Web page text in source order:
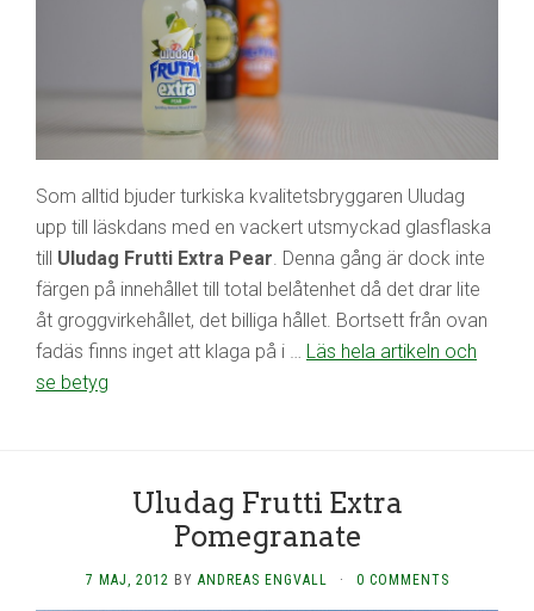
Som alltid bjuder turkiska kvalitetsbryggaren Uludag
upp till läskdans med en vackert utsmyckad glasflaska
till Uludag Frutti Extra Pear. Denna gång är dock inte
färgen på innehållet till total belåtenhet då det drar lite
åt groggvirkehållet, det billiga hållet. Bortsett från ovan
fadäs finns inget att klaga på i … Läs hela artikeln och
se betyg
Uludag Frutti Extra
Pomegranate
7 MAJ, 2012 BY ANDREAS ENGVALL · 0 COMMENTS